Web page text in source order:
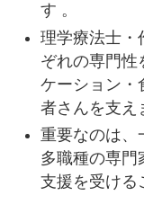
す 。
理学療法士・
ぞれの専門性
ケーション・
者さんを支え
重要なのは、
多職種の専門
支援を受ける